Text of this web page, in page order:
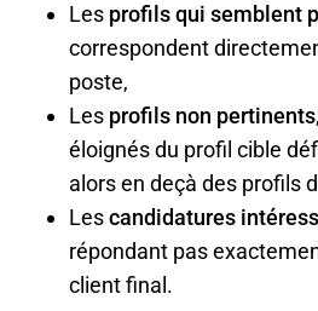
Les profils qui semblent
correspondent
poste,
Les profils non pertinents
éloignés du profil cible
alors en deçà des profils
Lescandidatures
répondant pas
client final.